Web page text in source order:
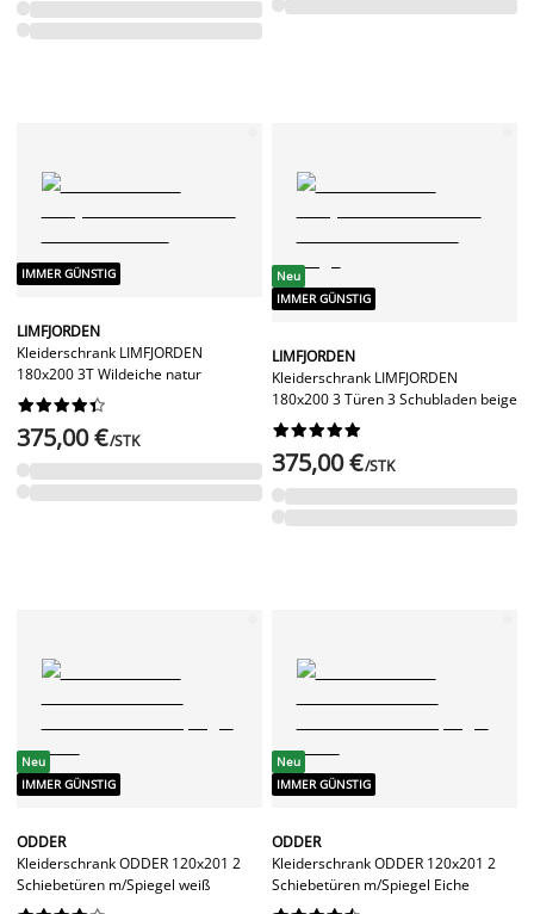
IMMER GÜNSTIG
LIMFJORDEN
Kleiderschrank LIMFJORDEN
180x200 3T Wildeiche natur






375,00 €/STK
Neu
IMMER GÜNSTIG
LIMFJORDEN
Kleiderschrank LIMFJORDEN
180x200 3 Türen 3 Schubladen beige






375,00 €/STK
Neu
IMMER GÜNSTIG
ODDER
Kleiderschrank ODDER 120x201 2
Schiebetüren m/Spiegel weiß
Neu
IMMER GÜNSTIG
ODDER
Kleiderschrank ODDER 120x201 2
Schiebetüren m/Spiegel Eiche